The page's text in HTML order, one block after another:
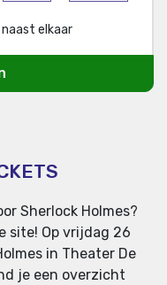
elkaar
Sherlock Holmes?
site! Op vrijdag 26
in Theater De
je een overzicht